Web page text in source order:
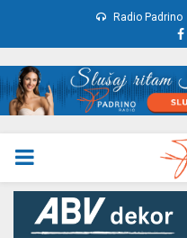
Radio Padrino
PRIMARY
MENU